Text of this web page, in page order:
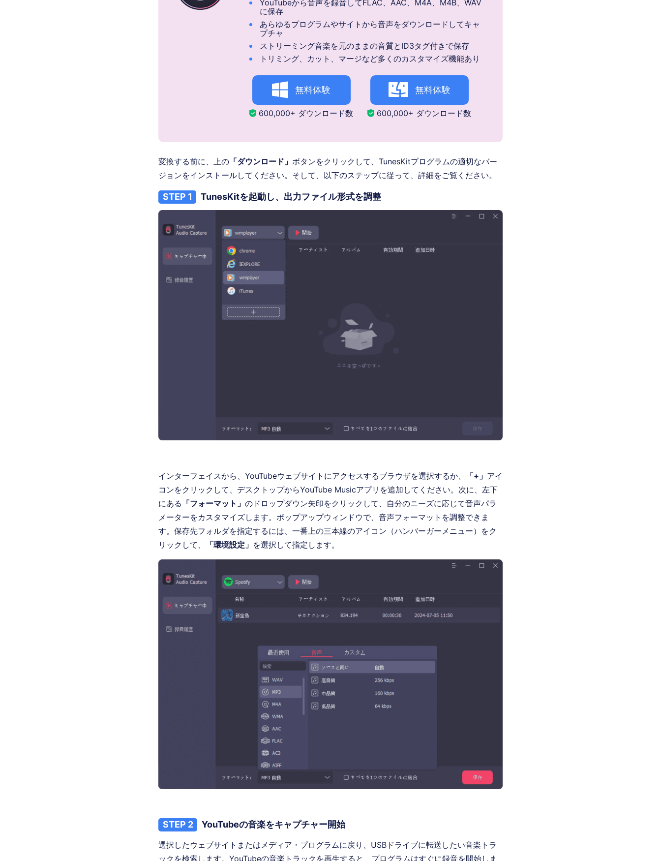
YouTubeから音声を録音してFLAC、AAC、M4A、M4B、WAV
に保存
あらゆるプログラムやサイトから音声をダウンロードしてキャ
プチャ
ストリーミング音楽を元のままの音質とID3タグ付きで保存
トリミング、カット、マージなど多くのカスタマイズ機能あり
無料体験
600,000+ ダウンロード数
無料体験
600,000+ ダウンロード数
変換する前に、上の 「ダウンロード」 ボタンをクリックして、TunesKitプログラムの適切なバー
ジョンをインストールしてください。そして、以下のステップに従って、詳細をご覧ください。
STEP 1 TunesKitを起動し、出力ファイル形式を調整
インターフェイスから、YouTubeウェブサイトにアクセスするブラウザを選択するか、 「+」 アイ
コンをクリックして、デスクトップからYouTube Musicアプリを追加してください。次に、左下
にある 「フォーマット」 のドロップダウン矢印をクリックして、自分のニーズに応じて音声パラ
メーターをカスタマイズします。ポップアップウィンドウで、音声フォーマットを調整できま
す。保存先フォルダを指定するには、一番上の三本線のアイコン（ハンバーガーメニュー）をク
リックして、
「環境設定」 を選択して指定します。
STEP 2 YouTubeの音楽をキャプチャー開始
選択したウェブサイトまたはメディア・プログラムに戻り、USBドライブに転送したい音楽トラ
ックを検索します。YouTubeの音楽トラックを再生すると、プログラムはすぐに録音を開始しま